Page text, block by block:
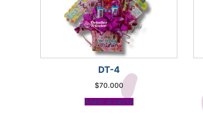
DT-4
$70.000
Añadir al carrito